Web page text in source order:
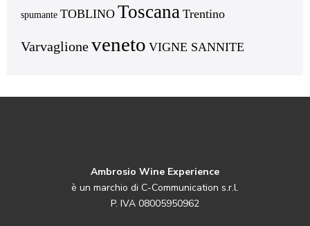
spumante TOBLINO Toscana Trentino
Varvaglioneveneto VIGNE SANNITE
Ambrosio Wine Experience
è un marchio di C-Communication s.r.l.
P. IVA 08005950962